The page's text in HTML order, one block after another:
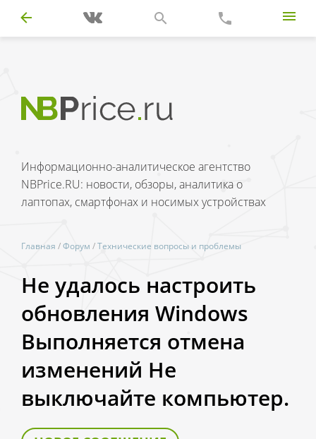
Информационно-аналитическое агентство
NBPrice.RU: новости, обзоры, аналитика о
лаптопах, смартфонах и носимых устройствах
Главная /Форум /Технические вопросы и проблемы
Не удалось настроить
обновления Windows
Выполняется отмена
изменений Не
выключайте компьютер.